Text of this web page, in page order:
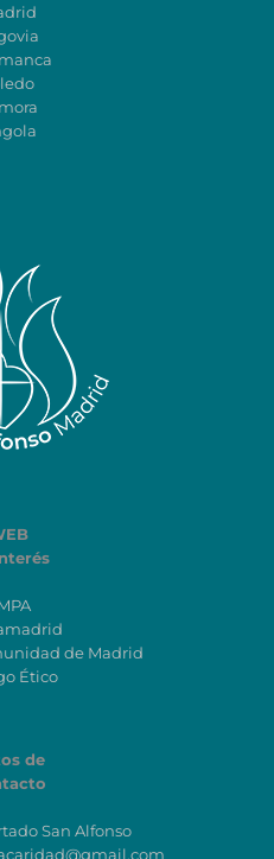
de Madrid
Ético
de
San Alfonso